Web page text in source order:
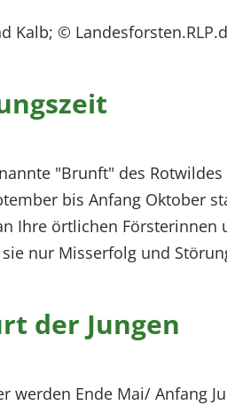
Kalb; ©
"Brunft" des
bis Anfang Oktober
Ihre örtlichen Försterinnen
nur Misserfolg und
der Jungen
werden Ende Mai/ Anfang